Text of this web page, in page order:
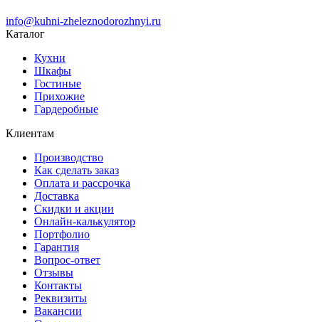
info@kuhni-zheleznodorozhnyi.ru
Каталог
Кухни
Шкафы
Гостиные
Прихожие
Гардеробные
Клиентам
Производство
Как сделать заказ
Оплата и рассрочка
Доставка
Скидки и акции
Онлайн-калькулятор
Портфолио
Гарантия
Вопрос-ответ
Отзывы
Контакты
Реквизиты
Вакансии